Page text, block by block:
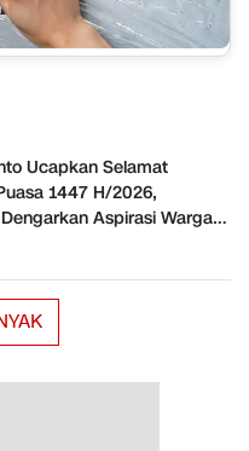
Ucapkan Selamat
1447 H/2026,
Aspirasi Warga